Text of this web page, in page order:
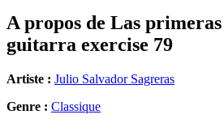
A propos de Las primeras
guitarra exercise 79
Artiste : Julio Salvador Sagreras
Genre : Classique